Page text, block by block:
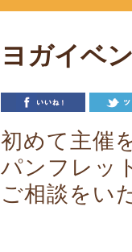
ヨガイベ
初めて主催
パンフレッ
ご相談をい